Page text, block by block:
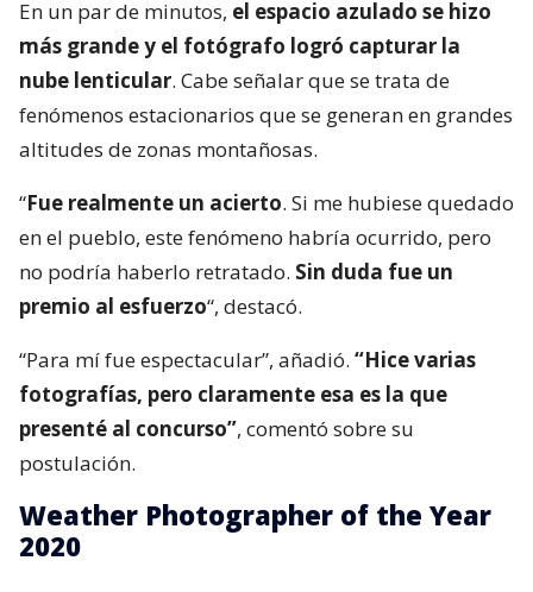
En un par de minutos, el espacio azulado se hizo
más grande y el fotógrafo logró capturar la
nube lenticular. Cabe señalar que se trata de
fenómenos estacionarios que se generan en grandes
altitudes de zonas montañosas.
“Fue realmente un acierto. Si me hubiese quedado
en el pueblo, este fenómeno habría ocurrido, pero
no podría haberlo retratado. Sin duda fue un
premio al esfuerzo“, destacó.
“Para mí fue espectacular”, añadió. “Hice varias
fotografías, pero claramente esa es la que
presenté al concurso”, comentó sobre su
postulación.
Weather Photographer of the Year
2020